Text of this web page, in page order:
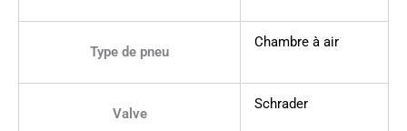
Type de pneu
Chambre à air
Valve
Schrader